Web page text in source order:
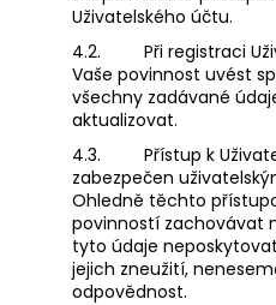
Uživatelského účtu.
4.2.
Při registraci
Vaše povinnost uvést
všechny zadávané
aktualizovat.
4.3.
Přístup k
zabezpečen
Ohledně těchto
povinností zachovávat
tyto údaje
jejich zneužití,
odpovědnost.